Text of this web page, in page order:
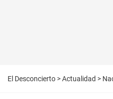
El Desconcierto >Actualidad >